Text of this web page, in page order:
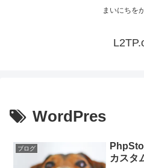
まいにちを
WordPres
ブログ
カスタ